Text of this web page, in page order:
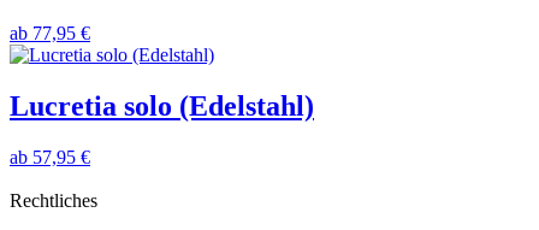
ab 77,95 €
Lucretia solo (Edelstahl)
ab 57,95 €
Rechtliches